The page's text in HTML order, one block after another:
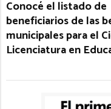
Conocé el listado de
beneficiarios de las
municipales para el
Licenciatura en